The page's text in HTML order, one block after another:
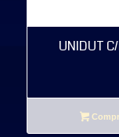
UNIDUT